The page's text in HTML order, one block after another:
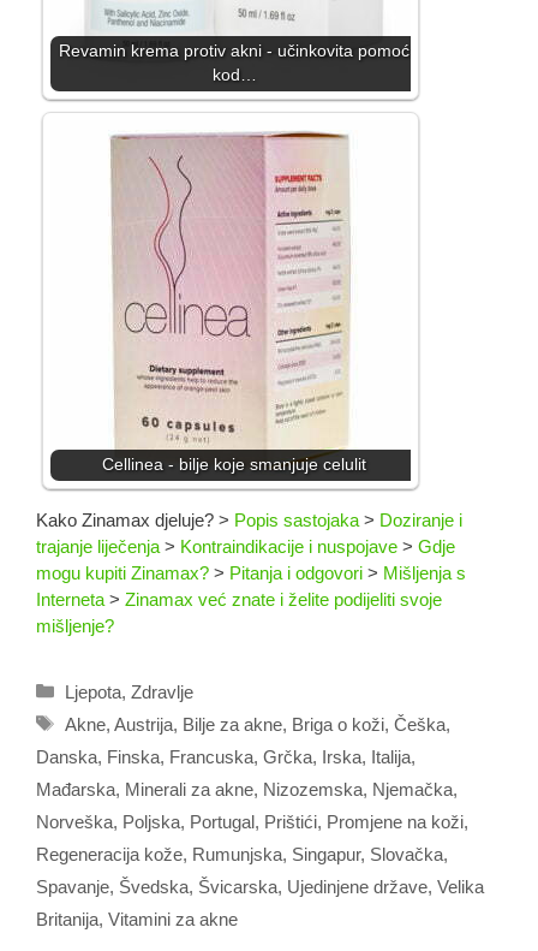
Revamin krema protiv akni - učinkovita pomoć
kod…
Cellinea - bilje koje smanjuje celulit
Kako Zinamax djeluje? > Popis sastojaka > Doziranje i
trajanje liječenja > Kontraindikacije i nuspojave > Gdje
mogu kupiti Zinamax? > Pitanja i odgovori > Mišljenja s
Interneta > Zinamax već znate i želite podijeliti svoje
mišljenje?
Kategorije
Ljepota, Zdravlje
Oznake
Akne, Austrija, Bilje za akne, Briga o koži, Češka,
Danska, Finska, Francuska, Grčka, Irska, Italija,
Mađarska, Minerali za akne, Nizozemska, Njemačka,
Norveška, Poljska, Portugal, Prištići, Promjene na koži,
Regeneracija kože, Rumunjska, Singapur, Slovačka,
Spavanje, Švedska, Švicarska, Ujedinjene države, Velika
Britanija, Vitamini za akne